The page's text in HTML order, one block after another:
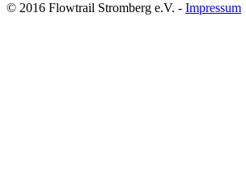
© 2016 Flowtrail Stromberg e.V. - Impressum